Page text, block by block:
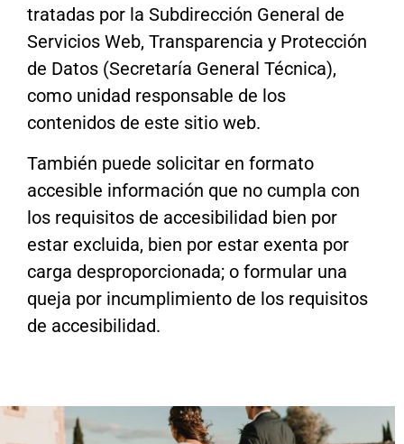
tratadas por la Subdirección General de
Servicios Web, Transparencia y Protección
de Datos (Secretaría General Técnica),
como unidad responsable de los
contenidos de este sitio web.
También puede solicitar en formato
accesible información que no cumpla con
los requisitos de accesibilidad bien por
estar excluida, bien por estar exenta por
carga desproporcionada; o formular una
queja por incumplimiento de los requisitos
de accesibilidad.